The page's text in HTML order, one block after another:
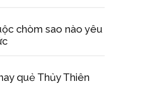
chòm sao nào yêu
quẻ Thủy Thiên